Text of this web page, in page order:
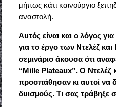
μήπως κάτι καινούργιο
αναστολή.
Αυτός είναι και ο λόγος
για το έργο των Ντελέζ
σεμινάριο άκουσα ότι
“MillePlateaux”. Ο Ντελέζ
προσπάθησαν κι αυτοί να
δυισμούς. Τι σας τράβηξε